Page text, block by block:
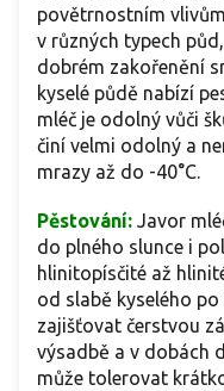
povětrnostním
v různých typech
dobrém zakořenění
kyselé půdě nabízí
mléč je odolný vůči
činí velmi odolný a
mrazy až do -40°C.
Pěstování: Javor
do plného slunce i
hlinitopísčité až
od slabě kyselého
zajišťovat čerstvou
výsadbě a v dobách
může tolerovat